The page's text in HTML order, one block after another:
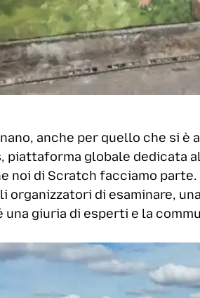
anche per quello che si è
globale dedicata
noi di Scratch facciamo
di esaminare,
una giuria di esperti e la